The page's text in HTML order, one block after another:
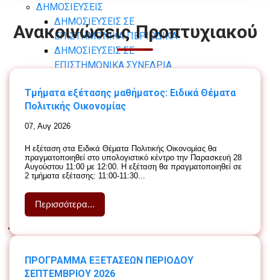
ΔΗΜΟΣΙΕΥΣΕΙΣ
ΔΗΜΟΣΙΕΥΣΕΙΣ ΣΕ
ΕΠΙΣΤΗΜΟΝΙΚΑ ΠΕΡΙΟΔΙΚΑ
ΔΗΜΟΣΙΕΥΣΕΙΣ ΣΕ
ΕΠΙΣΤΗΜΟΝΙΚΑ ΣΥΝΕΔΡΙΑ
ΤΟΜΟΥΣ
ΒΙΒΛΙΑ
ΕΠΙΜΕΛΕΙΕΣ (ΒΙΒΛΙΑ ,
ΔΙΑΚΡΙΣΕΙΣ
ΔΙΕΘΝΕΙΣ ΔΙΑΚΡΙΣΕΙΣ
ΣΕ ΕΘΝΙΚΟ ΕΠΙΠΕΔΟ
COURSES
Ανακοινώσεις Προπτυχιακού
Τμήματα εξέτασης μαθήματος: Ειδικά Θέματα
Πολιτικής Οικονομίας
07, Αυγ 2026
Η εξέταση στα Ειδικά Θέματα Πολιτικής Οικονομίας θα
πραγματοποιηθεί στο υπολογιστικό κέντρο την Παρασκευή 28
Αυγούστου 11:00 με 12:00. Η εξέταση θα πραγματοποιηθεί σε
2 τμήματα εξέτασης: 11:00-11:30...
Περισσότερα...
ΠΡΟΓΡΑΜΜΑ ΕΞΕΤΑΣΕΩΝ ΠΕΡΙΟΔΟΥ
ΣΕΠΤΕΜΒΡΙΟΥ 2026